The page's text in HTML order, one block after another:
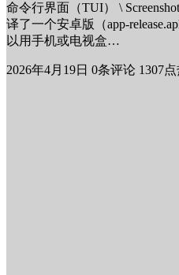
命令行界面（TUI） \
译了一个安卓版（app-
以用手机或电视盒…
2026年4月19日 0条评论 1307